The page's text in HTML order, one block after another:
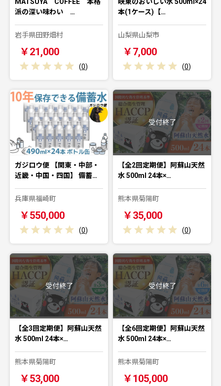
派の深い味わい …
岩手県田野畑村
￥21,000
(0)
本(1ケース)【…
山梨県山梨市
￥7,000
(0)
ガジロウ便 【関東・中部・
近畿・中国・四国】 備蓄…
兵庫県福崎町
￥550,000
(0)
受付終了
【全2回定期便】阿蘇山天然
水 500ml 24本×…
熊本県菊陽町
￥35,000
(0)
受付終了
【全3回定期便】阿蘇山天然
水 500ml 24本×…
熊本県菊陽町
￥53,000
受付終了
【全6回定期便】阿蘇山天然
水 500ml 24本×…
熊本県菊陽町
￥105,000